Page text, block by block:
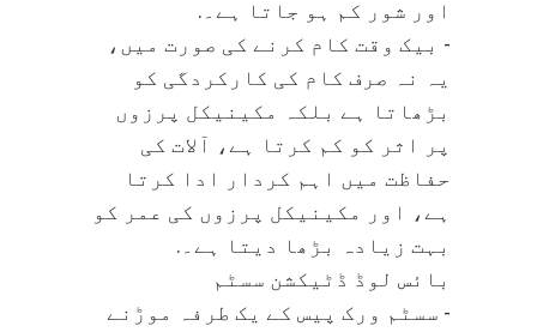
اور شور کم ہو جاتا ہے۔.
- بیک وقت کام کرنے کی صورت میں،
یہ نہ صرف کام کی کارکردگی کو
بڑھاتا ہے بلکہ مکینیکل پرزوں
پر اثر کو کم کرتا ہے، آلات کی
حفاظت میں اہم کردار ادا کرتا
ہے، اور مکینیکل پرزوں کی عمر کو
بہت زیادہ بڑھا دیتا ہے۔.
بائس لوڈ ڈٹیکشن سسٹم
- سسٹم ورک پیس کے یک طرفہ موڑنے